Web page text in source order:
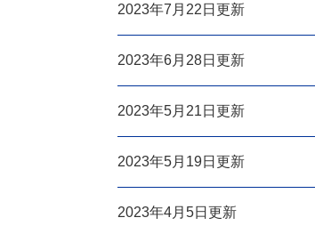
2023年7月22日更新
2023年6月28日更新
2023年5月21日更新
2023年5月19日更新
2023年4月5日更新